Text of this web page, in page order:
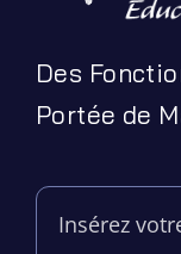
Des
Portée de